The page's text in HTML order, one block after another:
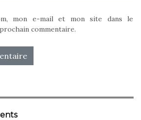
mon e-mail et mon site dans le
commentaire.